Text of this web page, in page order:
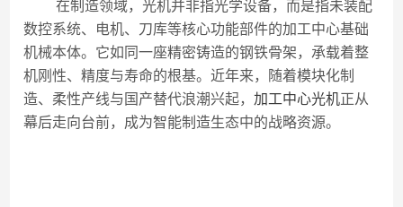
在制造领域，光机并非指光学设备，而是指未装配
数控系统、电机、刀库等核心功能部件的加工中心基础
机械本体。它如同一座精密铸造的钢铁骨架，承载着整
机刚性、精度与寿命的根基。近年来，随着模块化制
造、柔性产线与国产替代浪潮兴起，加工中心光机正从
幕后走向台前，成为智能制造生态中的战略资源。